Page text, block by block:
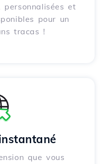
personnalisées et
pour un
tracas !
que vous